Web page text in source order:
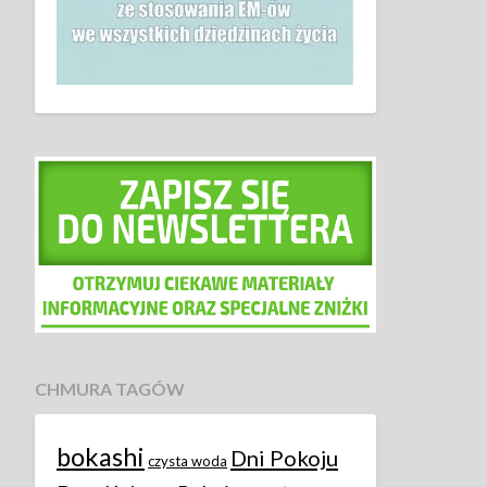
CHMURA TAGÓW
bokashi czysta woda Dni Pokoju